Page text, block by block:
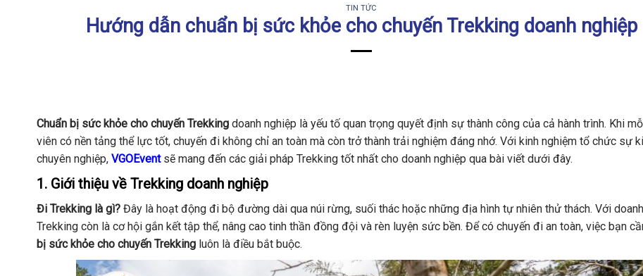
TIN TỨC
Hướng dẫn chuẩn bị sức khỏe cho chuyến Trekking doanh nghiệp
Chuẩn bị sức khỏe cho chuyến Trekking doanh nghiệp là yếu tố quan trọng quyết định sự thành công của cả hành trình. Khi
viên có nền tảng thể lực tốt, chuyến đi không chỉ an toàn mà còn trở thành trải nghiệm đáng nhớ. Với kinh nghiệm tổ chức sự
chuyên nghiệp, VGOEvent sẽ mang đến các giải pháp Trekking tốt nhất cho doanh nghiệp qua bài viết dưới đây.
1. Giới thiệu về Trekking doanh nghiệp
Đi Trekking là gì? Đây là hoạt động đi bộ đường dài qua núi rừng, suối thác hoặc những địa hình tự nhiên thử thách. Với
Trekking còn là cơ hội gắn kết tập thể, nâng cao tinh thần đồng đội và rèn luyện sức bền. Để có chuyến đi an toàn, việc bạn
bị sức khỏe cho chuyến Trekking luôn là điều bắt buộc.